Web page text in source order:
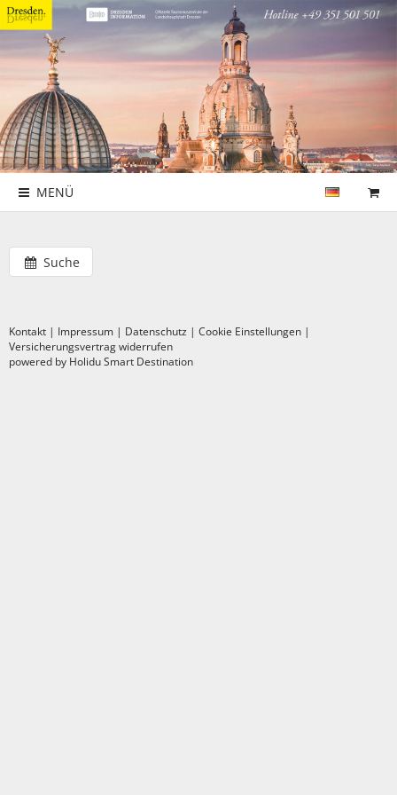
MENÜ
Suche
Kontakt | Impressum | Datenschutz | Cookie Einstellungen |
Versicherungsvertrag widerrufen
powered by Holidu Smart Destination